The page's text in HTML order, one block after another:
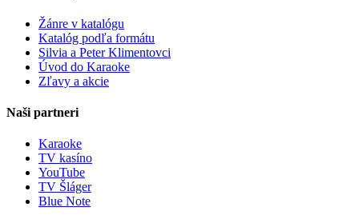
Žánre v katalógu
Katalóg podľa formátu
Silvia a Peter Klimentovci
Úvod do Karaoke
Zľavy a akcie
Naši partneri
Karaoke
TV kasíno
YouTube
TV Šláger
Blue Note